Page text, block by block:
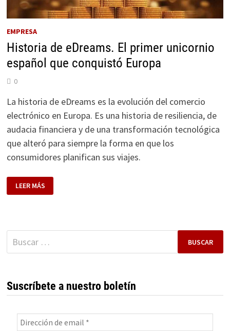
EMPRESA
Historia de eDreams. El primer unicornio
español que conquistó Europa
0
La historia de eDreams es la evolución del comercio
electrónico en Europa. Es una historia de resiliencia, de
audacia financiera y de una transformación tecnológica
que alteró para siempre la forma en que los
consumidores planifican sus viajes.
HISTORIA
DE
EDREAMS.
QUE
CONQUISTÓ
EUROPA
LEER MÁS
Buscar:
Suscríbete a nuestro boletín